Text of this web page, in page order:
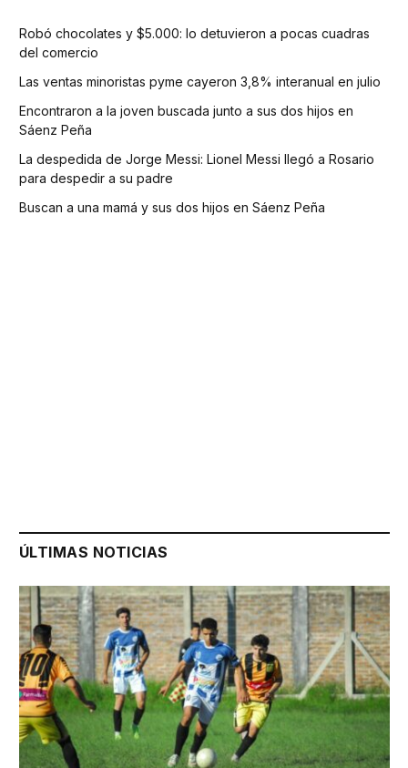
Robó chocolates y $5.000: lo detuvieron a pocas cuadras
del comercio
Las ventas minoristas pyme cayeron 3,8% interanual en julio
Encontraron a la joven buscada junto a sus dos hijos en
Sáenz Peña
La despedida de Jorge Messi: Lionel Messi llegó a Rosario
para despedir a su padre
Buscan a una mamá y sus dos hijos en Sáenz Peña
ÚLTIMAS NOTICIAS